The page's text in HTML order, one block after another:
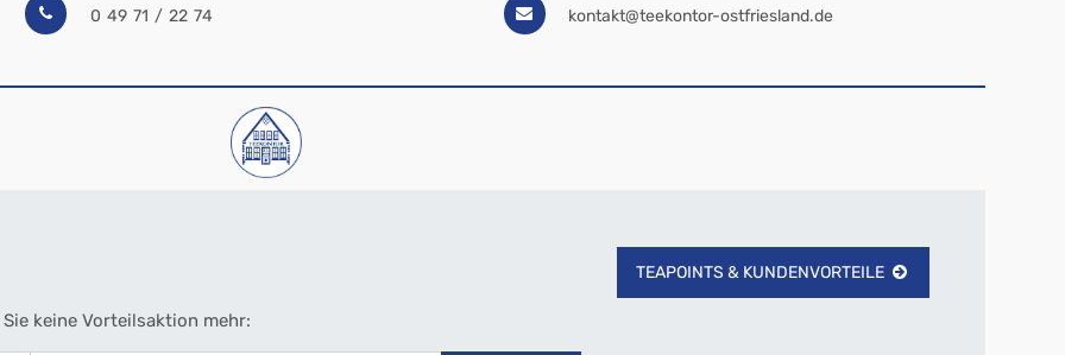
0 49 71 / 22 74 kontakt@teekontor-ostfriesland.de
keine Vorteilsaktion mehr:
TEAPOINTS & KUNDENVORTEILE